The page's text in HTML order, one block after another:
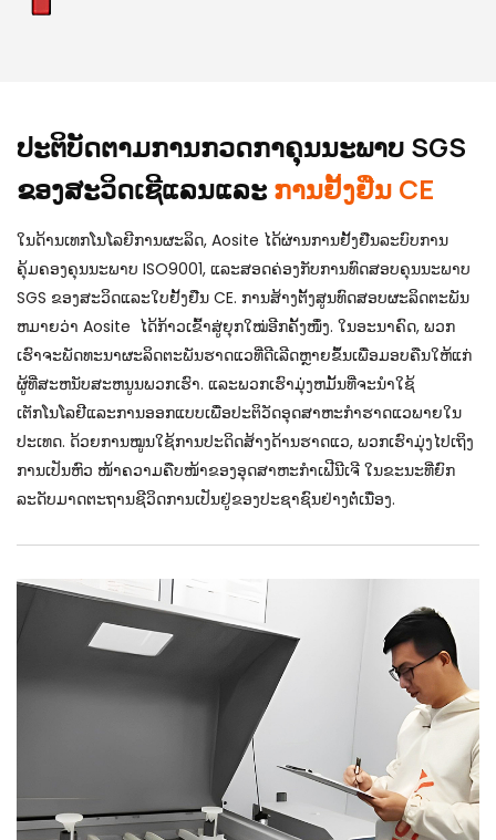
ປະຕິບັດຕາມການກວດກາຄຸນນະພາບ SGS
ຂອງສະວິດເຊີແລນແລະ ການຢັ້ງຢືນ CE
ໃນດ້ານເທກໂນໂລຍີການຜະລິດ, Aosite ໄດ້ຜ່ານການຢັ້ງຢືນລະບົບການ
ຄຸ້ມຄອງຄຸນນະພາບ ISO9001, ແລະສອດຄ່ອງກັບການທົດສອບຄຸນນະພາບ
SGS ຂອງສະວິດແລະໃບຢັ້ງຢືນ CE. ການສ້າງຕັ້ງສູນທົດສອບຜະລິດຕະພັນ
ຫມາຍວ່າ Aosite ໄດ້ກ້າວເຂົ້າສູ່ຍຸກໃໝ່ອີກຄັ້ງໜຶ່ງ. ໃນອະນາຄົດ, ພວກ
ເຮົາຈະພັດທະນາຜະລິດຕະພັນຮາດແວທີ່ດີເລີດຫຼາຍຂຶ້ນເພື່ອມອບຄືນໃຫ້ແກ່
ຜູ້ທີ່ສະຫນັບສະຫນູນພວກເຮົາ. ແລະພວກເຮົາມຸ່ງຫມັ້ນທີ່ຈະນໍາໃຊ້
ເຕັກໂນໂລຢີແລະການອອກແບບເພື່ອປະຕິວັດອຸດສາຫະກໍາຮາດແວພາຍໃນ
ປະເທດ. ດ້ວຍການໝູນໃຊ້ການປະດິດສ້າງດ້ານຮາດແວ, ພວກເຮົາມຸ່ງໄປເຖິງ
ການເປັນຫົວ ໜ້າຄວາມຄືບໜ້າຂອງອຸດສາຫະກຳເຟີນີເຈີ ໃນຂະນະທີ່ຍົກ
ລະດັບມາດຕະຖານຊີວິດການເປັນຢູ່ຂອງປະຊາຊົນຢ່າງຕໍ່ເນື່ອງ.